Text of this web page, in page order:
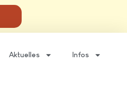
Aktuelles Infos